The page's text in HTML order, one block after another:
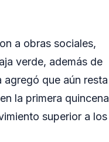
a obras sociales,
verde, además de
que aún resta
la primera quincena
superior a los